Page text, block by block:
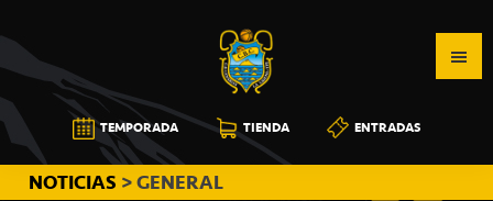
a
la
navegación
principal
al
contenido
principal
a
la
barra
lateral
principal
CB
CANARIAS
TEMPORADA TIENDA ENTRADAS
NOTICIAS > GENERAL